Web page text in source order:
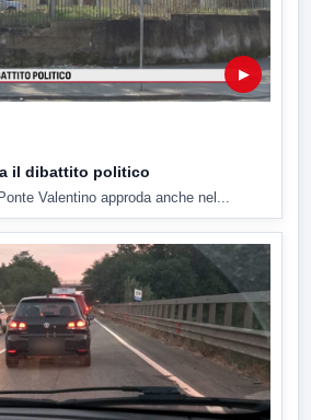
▶
il dibattito politico
Valentino approda anche nel...